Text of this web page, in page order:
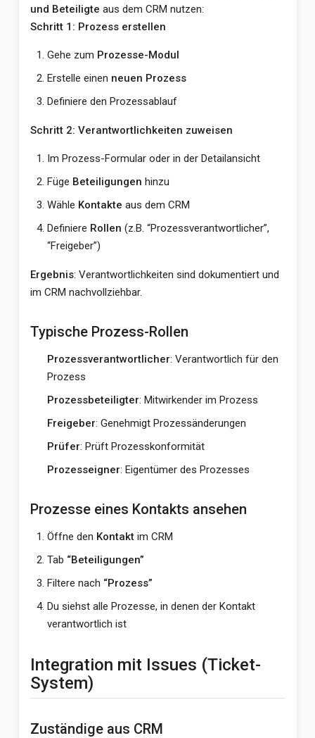
und Beteiligte aus dem CRM nutzen:
Schritt 1: Prozess erstellen
Gehe zum Prozesse-Modul
Erstelle einen neuen Prozess
Definiere den Prozessablauf
Schritt 2: Verantwortlichkeiten zuweisen
Im Prozess-Formular oder in der Detailansicht
Füge Beteiligungen hinzu
Wähle Kontakte aus dem CRM
Definiere Rollen (z.B. “Prozessverantwortlicher”,
“Freigeber”)
Ergebnis: Verantwortlichkeiten sind dokumentiert und
im CRM nachvollziehbar.
Typische Prozess-Rollen
Prozessverantwortlicher: Verantwortlich für den
Prozess
Prozessbeteiligter: Mitwirkender im Prozess
Freigeber: Genehmigt Prozessänderungen
Prüfer: Prüft Prozesskonformität
Prozesseigner: Eigentümer des Prozesses
Prozesse eines Kontakts ansehen
Öffne den Kontaktim CRM
Tab “Beteiligungen”
Filtere nach “Prozess”
Du siehst alle Prozesse, in denen der Kontakt
verantwortlich ist
Integration mit Issues (Ticket-
System)
Zuständige aus CRM